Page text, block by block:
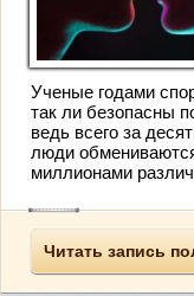
Ученые годами
так ли безопасны
ведь всего за
люди
миллионами
Читать запись